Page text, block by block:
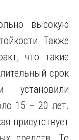
высокую
Также
что такие
срок
установили
15 – 20 лет.
присутствует